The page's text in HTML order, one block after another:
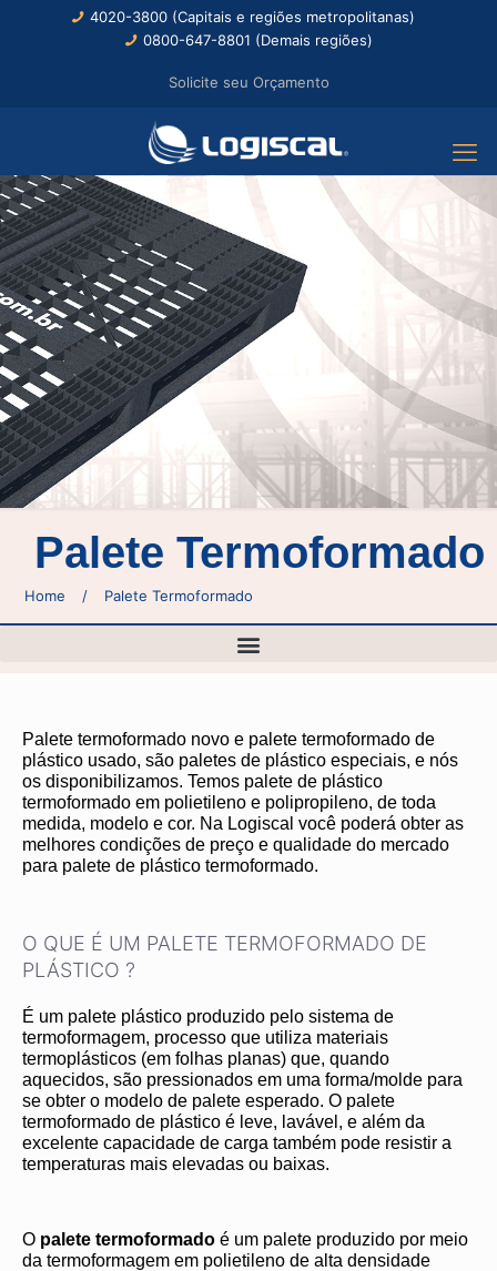
4020-3800 (Capitais e regiões metropolitanas)
0800-647-8801 (Demais regiões)
Solicite seu Orçamento
Palete Termoformado
Home / Palete Termoformado
Palete termoformado novo e palete termoformado de
plástico usado, são paletes de plástico especiais, e nós
os disponibilizamos. Temos palete de plástico
termoformado em polietileno e polipropileno, de toda
medida, modelo e cor. Na Logiscal você poderá obter as
melhores condições de preço e qualidade do mercado
para palete de plástico termoformado.
O QUE É UM PALETE TERMOFORMADO DE
PLÁSTICO ?
É um palete plástico produzido pelo sistema de
termoformagem, processo que utiliza materiais
termoplásticos (em folhas planas) que, quando
aquecidos, são pressionados em uma forma/molde para
se obter o modelo de palete esperado. O palete
termoformado de plástico é leve, lavável, e além da
excelente capacidade de carga também pode resistir a
temperaturas mais elevadas ou baixas.
O palete termoformado é um palete produzido por meio
da termoformagem em polietileno de alta densidade